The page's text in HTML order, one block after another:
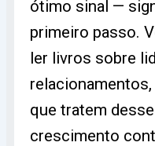
ótimo sinal —
primeiro passo.
ler livros sobre
que tratem
crescimento